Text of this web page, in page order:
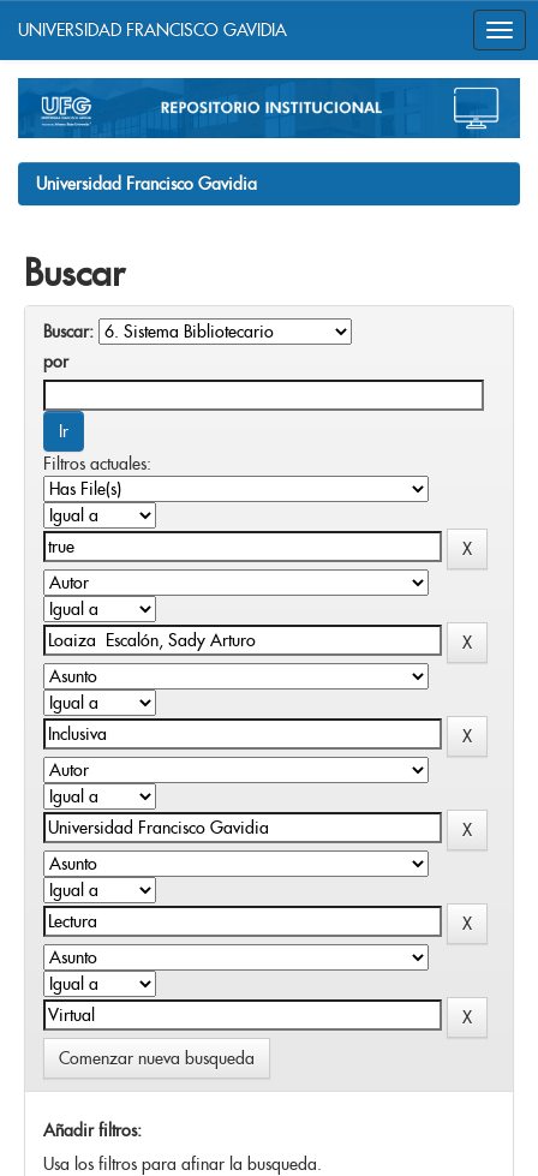
navigation
UNIVERSIDAD FRANCISCO GAVIDIA
Universidad Francisco Gavidia
Buscar
Buscar:
por
Filtros actuales:
Comenzar nueva busqueda
Añadir filtros:
Usa los filtros para afinar la busqueda.